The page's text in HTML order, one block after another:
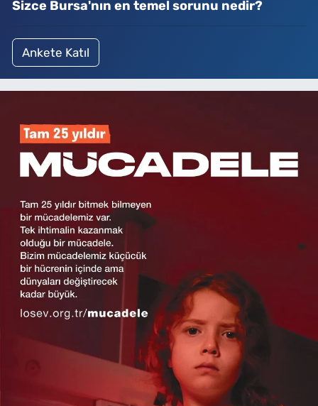
Sizce Bursa'nın en temel sorunu nedir?
Ankete Katıl